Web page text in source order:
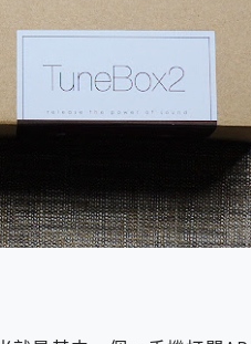
MPG 491CQP QD-OLED
！ imos 首家導入 UL MCV
慶 EaseUS 21 週年到來，「
MagReact MXs2
PRO 穿戴式智慧冷暖調
升級，GO Fest 五折優惠嗨翻
Ultra 誰能滿足全場景拍攝
錄音膠囊~ 您的AI 秘書已上線
雷 AI・Gaming・創作儲存方
MagReact M5 10000mAh 5
儲能救車電源】 可靠的旅行
微星 Modern